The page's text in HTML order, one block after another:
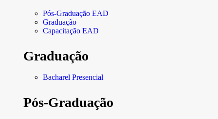
Pós-Graduação EAD
Graduação
Capacitação EAD
Graduação
Bacharel Presencial
Pós-Graduação